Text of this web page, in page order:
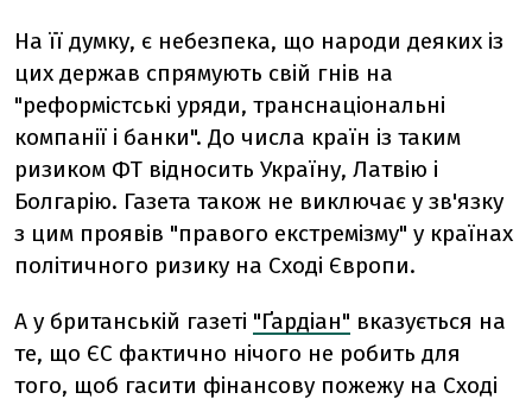
На її думку, є небезпека, що народи деяких із
цих держав спрямують свій гнів на
"реформістські уряди, транснаціональні
компанії і банки". До числа країн із таким
ризиком ФТ відносить Україну, Латвію і
Болгарію. Газета також не виключає у зв'язку
з цим проявів "правого екстремізму" у країнах
політичного ризику на Сході Європи.
А у британській газеті "Ґардіан" вказується на
те, що ЄС фактично нічого не робить для
того, щоб гасити фінансову пожежу на Сході